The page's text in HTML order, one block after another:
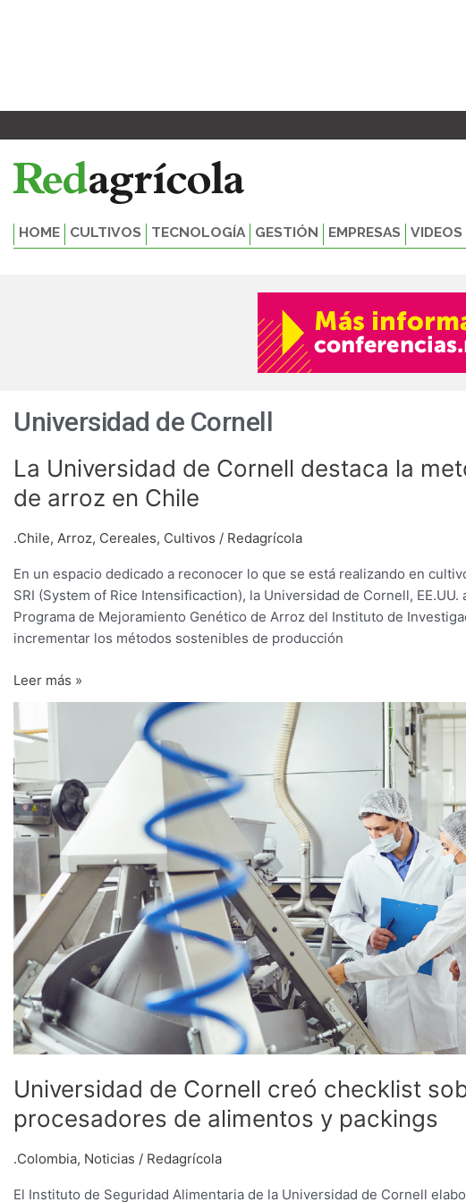
HOME CULTIVOS TECNOLOGÍA GESTIÓN EMPRESAS VIDEOS
Universidad de Cornell
La Universidad de Cornell destaca la
de arroz en Chile
.Chile, Arroz, Cereales, Cultivos / Redagrícola
En un espacio dedicado a reconocer lo que se está realizando en
SRI (System of Rice Intensificaction), la Universidad de Cornell,
Programa de Mejoramiento Genético de Arroz del Instituto de
incrementar los métodos sostenibles de producción
La
de
destaca
la
metodología
INIA
para
producción
de
en
Chile
Leer más »
Universidad de Cornell creó checklist
procesadores de alimentos y packings
.Colombia, Noticias / Redagrícola
El Instituto de Seguridad Alimentaria de la Universidad de Cornell
de
Cornell
creó
checklist
sobre
coronavirus
para
procesadores
de
alimentos
y
packings